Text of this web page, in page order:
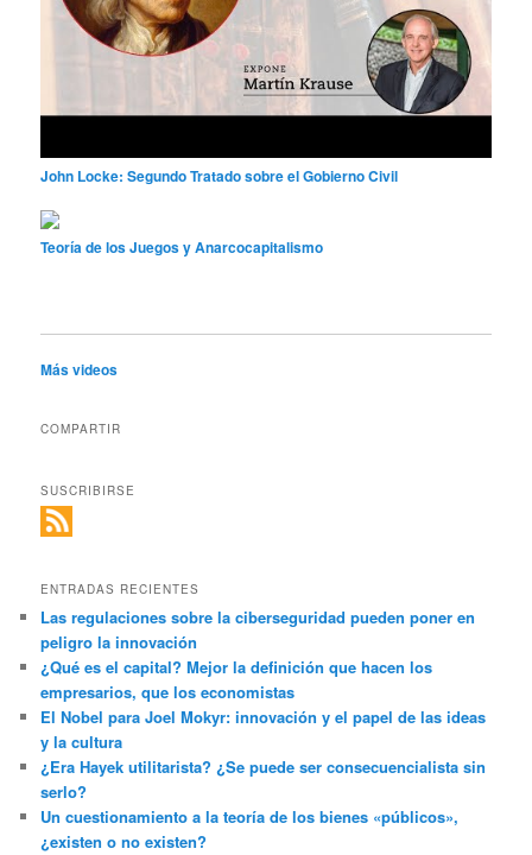
John Locke: Segundo Tratado sobre el Gobierno Civil
Teoría de los Juegos y Anarcocapitalismo
Más videos
COMPARTIR
SUSCRIBIRSE
ENTRADAS RECIENTES
Las regulaciones sobre la ciberseguridad pueden poner en
peligro la innovación
¿Qué es el capital? Mejor la definición que hacen los
empresarios, que los economistas
El Nobel para Joel Mokyr: innovación y el papel de las ideas
y la cultura
¿Era Hayek utilitarista? ¿Se puede ser consecuencialista sin
serlo?
Un cuestionamiento a la teoría de los bienes «públicos»,
¿existen o no existen?